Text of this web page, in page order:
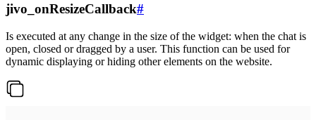
jivo_onResizeCallback#
Is executed at any change in the size of the widget: when the chat is
open, closed or dragged by a user. This function can be used for
dynamic displaying or hiding other elements on the website.